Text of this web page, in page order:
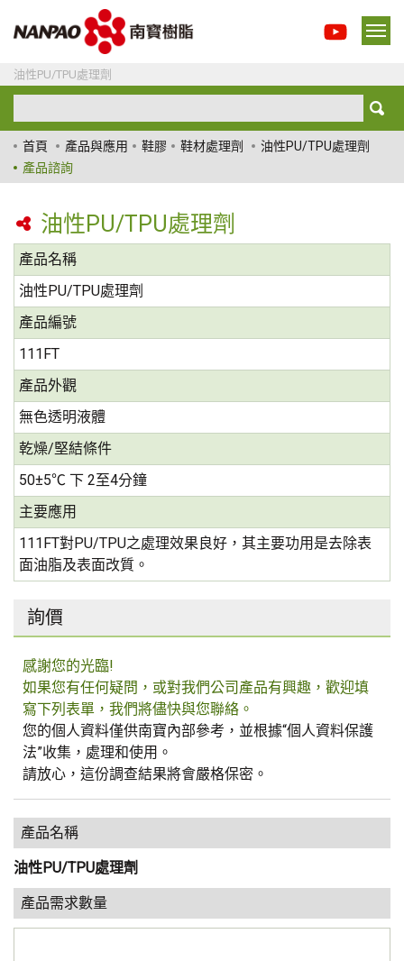
油性PU/TPU處理劑
首頁 產品與應用 鞋膠 鞋材處理劑
油性PU/TPU處理劑
產品諮詢
油性PU/TPU處理劑
產品名稱
油性PU/TPU處理劑
產品編號
111FT
產品外觀
無色透明液體
乾燥/堅結條件
50±5℃ 下 2至4分鐘
主要應用
111FT對PU/TPU之處理效果良好，其主要功用是去除表
面油脂及表面改質。
詢價
感謝您的光臨!
如果您有任何疑問，或對我們公司產品有興趣，歡迎填
寫下列表單，我們將儘快與您聯絡。
您的個人資料僅供南寶內部參考，並根據“個人資料保護
法”收集，處理和使用。
請放心，這份調查結果將會嚴格保密。
產品名稱
油性PU/TPU處理劑
產品需求數量